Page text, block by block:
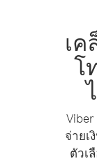
เ
โ
จ่ายเ
ตัวเ